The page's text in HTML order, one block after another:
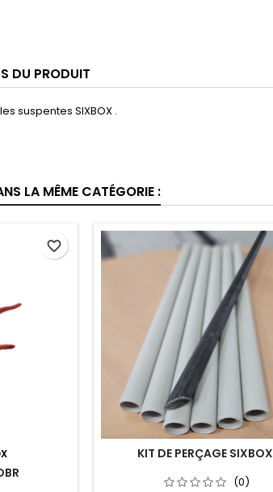
DU PRODUIT
suspentes SIXBOX .
LA MÊME CATÉGORIE :
favorite_border
KIT DE PERÇAGE SIXBOX
(0)